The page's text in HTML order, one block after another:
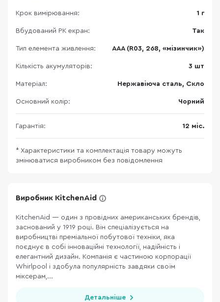
Крок вимірювання: 1 г
Вбудований РК екран: Так
Тип елемента живлення: AAA (R03, 268, «мізинчик»)
Кількість акумуляторів: 3 шт
Матеріал: Нержавіюча сталь, Скло
Основний колір: Чорний
Гарантія: 12 міс.
* Характеристики та комплектація товару можуть
змінюватися виробником без повідомлення
Виробник KitchenAid
KitchenAid — один з провідних американських брендів,
заснований у 1919 році. Він спеціалізується на
виробництві преміальної побутової техніки, яка
поєднує в собі інноваційні технології, надійність і
елегантний дизайн. Компанія є частиною корпорації
Whirlpool і здобула популярність завдяки своїм
міксерам,...
Детальніше